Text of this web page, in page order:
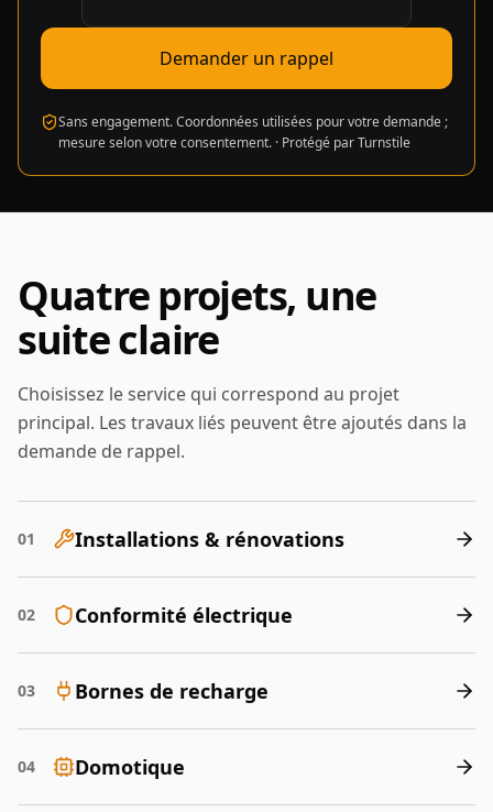
Demander un rappel
Sans engagement. Coordonnées utilisées pour votre demande ;
mesure selon votre consentement. · Protégé par Turnstile
Quatre projets, une
suite claire
Choisissez le service qui correspond au projet
principal. Les travaux liés peuvent être ajoutés dans la
demande de rappel.
01 Installations & rénovations
02 Conformité électrique
03 Bornes de recharge
04 Domotique